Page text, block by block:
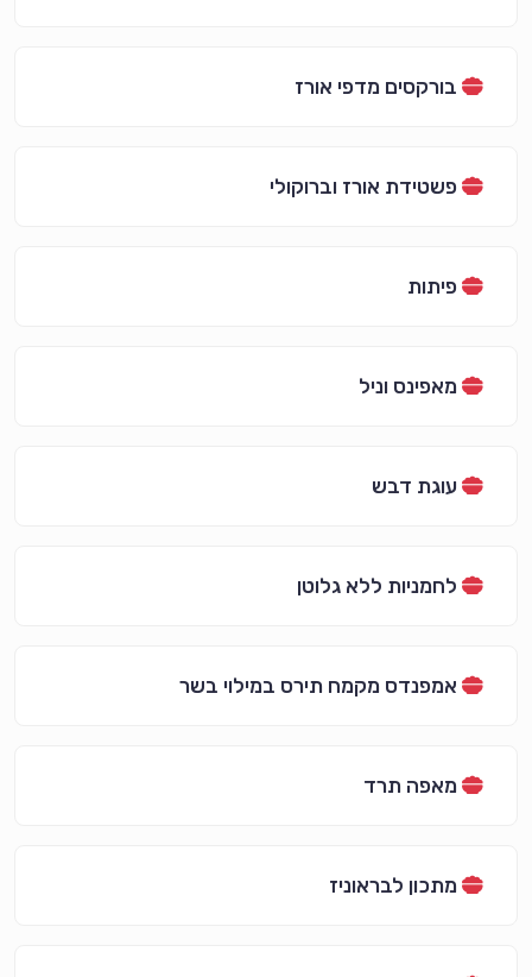
בורקסים מדפי אורז
פשטידת אורז וברוקולי
פיתות
מאפינס וניל
עוגת דבש
לחמניות ללא גלוטן
אמפנדס מקמח תירס במילוי בשר
מאפה תרד
מתכון לבראוניז